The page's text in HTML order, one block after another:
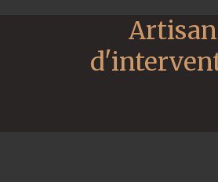
Artisan